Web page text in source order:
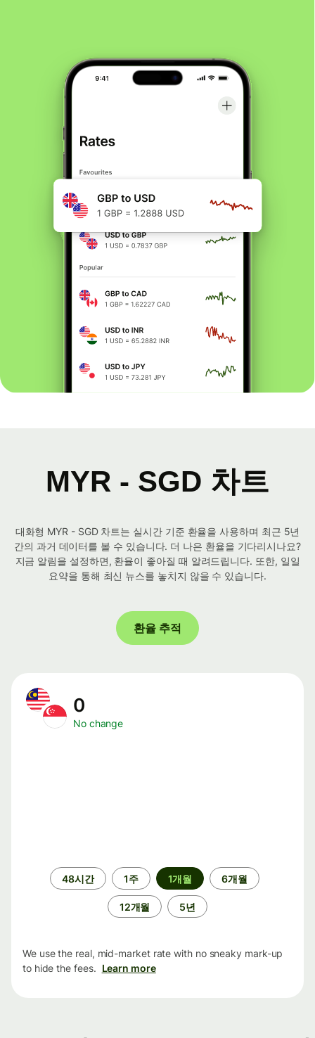
MYR - SGD 차트
대화형 MYR - SGD 차트는 실시간 기준 환율을 사용하며 최근 5년
간의 과거 데이터를 볼 수 있습니다. 더 나은 환율을 기다리시나요?
지금 알림을 설정하면, 환율이 좋아질 때 알려드립니다. 또한, 일일
요약을 통해 최신 뉴스를 놓치지 않을 수 있습니다.
환율 추적
0
No change
48시간 1주 1개월 6개월
12개월 5년
We use the real, mid-market rate with no sneaky mark-up
to hide the fees. Learn more